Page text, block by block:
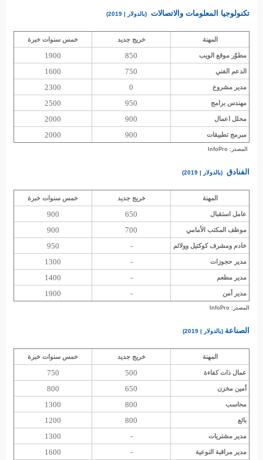
تكنولوجيا المعلومات والاتصالات (بالدولار | 2019)
المهنة خريج جديد خمس سنوات خبرة
مطوّر موقع الويب 850
1900
الدعم الفني 750
1600
مدير مشروع 0
2300
مهندس برامج 950
2500
محلل اعمال 900
2000
مبرمج تطبيقات 900
2000
المصدر: InfoPro
الفنادق (بالدولار | 2019)
المهنة خريج جديد خمس سنوات خبرة
عامل استقبال 650
900
موظف المكتب الأمامي 700
900
خادم ومشرف كوكتيل وولائم -
950
مدير حجوزات -
1300
مدير مطعم -
1400
مدير أمن -
1900
المصدر: InfoPro
الصناعة (بالدولار | 2019)
المهنة خريج جديد خمس سنوات خبرة
عمال ذات كفاءة 500
750
أمين مخزن 650
800
محاسب 800
1300
بائع 800
1200
مدير مشتريات -
1300
مدير مراقبة النوعية -
1600